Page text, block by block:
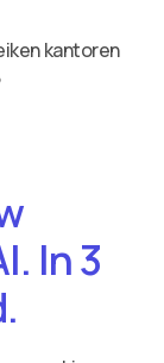
kantoren
In 3